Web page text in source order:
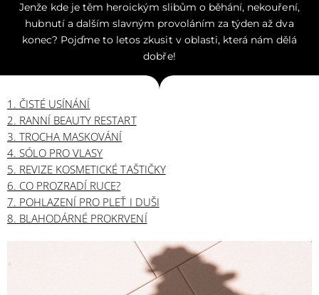
Jenže kde je těm heroickým slibům o běhání, nekouření,
hubnutí a dalším slavným provoláním za týden až dva
konec? Pojďme to letos zkusit v oblasti, která nám dělá
dobře!
1. ČISTÉ USÍNÁNÍ
2. RANNÍ BEAUTY RESTART
3. TROCHA MASKOVÁNÍ
4. SÓLO PRO VLASY
5. REVIZE KOSMETICKÉ TAŠTIČKY
6. CO PROZRADÍ RUCE?
7. POHLAZENÍ PRO PLEŤ I DUŠI
8. BLAHODÁRNÉ PROKRVENÍ